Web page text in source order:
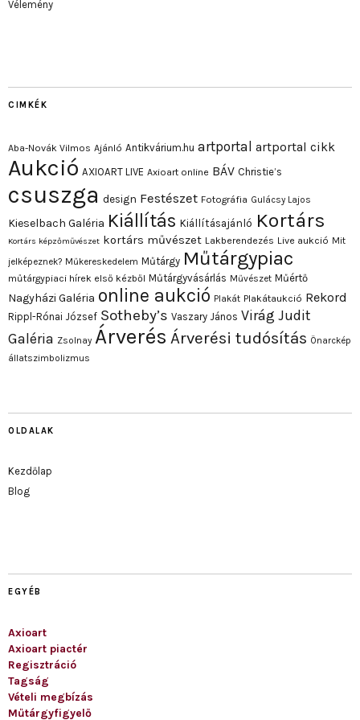
Vélemény
CIMKÉK
Aba-Novák Vilmos Ajánló Antikvárium.hu artportal artportal cikk
Aukció AXIOART LIVE Axioart online BÁV Christie’s
csuszga design Festészet Fotográfia Gulácsy Lajos
Kieselbach Galéria Kiállítás Kiállításajánló Kortárs
Kortárs képzőművészet kortárs művészet Lakberendezés Live aukció Mit
jelképeznek? Műkereskedelem Műtárgy Műtárgypiac
műtárgypiaci hírek első kézből Műtárgyvásárlás Művészet Műértő
Nagyházi Galéria online aukció Plakát Plakátaukció Rekord
Rippl-Rónai József Sotheby’s Vaszary János Virág Judit
Galéria Zsolnay Árverés Árverési tudósítás Önarckép
állatszimbolizmus
OLDALAK
Kezdőlap
Blog
EGYÉB
Axioart
Axioart piactér
Regisztráció
Tagság
Vételi megbízás
Műtárgyfigyelő